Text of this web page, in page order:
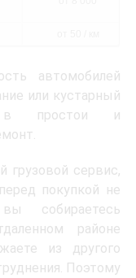
автомобилей
или кустарный
в простои и
грузовой сервис,
покупкой не
собираетесь
районе
из другого
Поэтому